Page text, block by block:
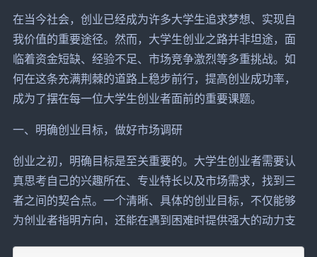
在当今社会，创业已经成为许多大学生追求梦想、实现自
我价值的重要途径。然而，大学生创业之路并非坦途，面
临着资金短缺、经验不足、 市场竞争激烈等多重挑战。如
何在这条充满荆棘的道路上稳步前行，提高创业成功率，
成为了摆在每一位大学生创业者面前的重要课题。
一、明确创业目标，做好市场调研
创业之初，明确目标是至关重要的。大学生创业者需要认
真思考自己的兴趣所在、专业特长以及市场需求，找到三
者之间的契合点。一个清晰、具体的创业目标，不仅能够
为创业者指明方向，还能在遇到困难时提供强大的动力支